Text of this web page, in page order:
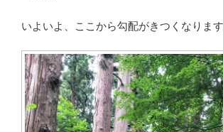
いよいよ、ここから勾配がきつくなります